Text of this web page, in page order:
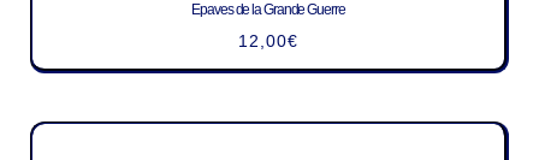
Epaves de la Grande Guerre
12,00€